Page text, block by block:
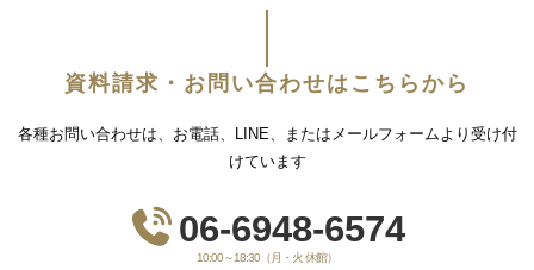
資料請求・お問い合わせはこちらから
各種お問い合わせは、お電話、LINE、またはメールフォームより受け付
けています
06-6948-6574
10:00～18:30（月・火 休館）